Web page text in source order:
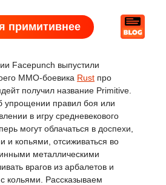
примитивнее
Facepunch выпустили
MMO-боевика Rust про
получил название Primitive.
упрощении правил боя или
в игру средневекового
могут облачаться в доспехи,
и копьями, отсиживаться во
металлическими
врагов из арбалетов и
кольями. Рассказываем